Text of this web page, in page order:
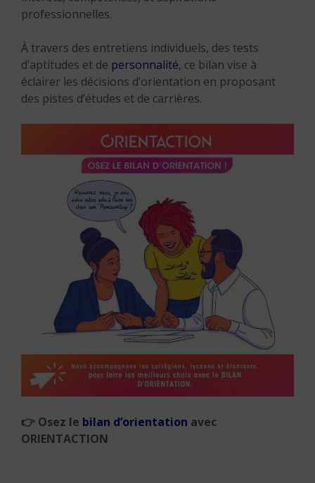
professionnelles.
À travers des entretiens individuels, des tests
d’aptitudes et de personnalité, ce bilan vise à
éclairer les décisions d’orientation en proposant
des pistes d’études et de carrières.
👉 Osez le bilan d’orientation avec
ORIENTACTION